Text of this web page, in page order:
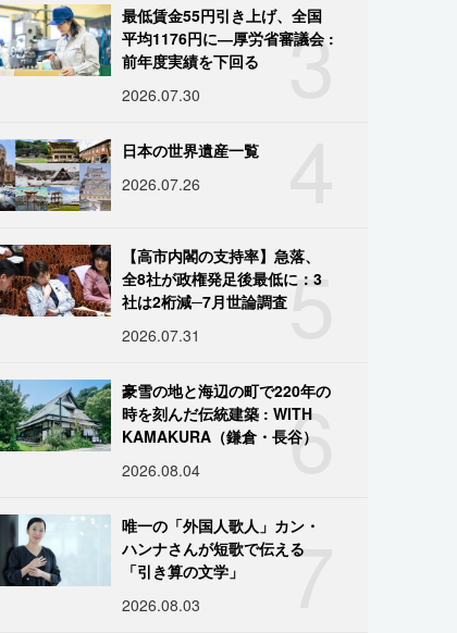
3
最低賃金55円引き上げ、全国
平均1176円に―厚労省審議会 :
前年度実績を下回る
2026.07.30
日本の世界遺産一覧
2026.07.26
5
【高市内閣の支持率】急落、
全8社が政権発足後最低に：3
社は2桁減─7月世論調査
2026.07.31
6
豪雪の地と海辺の町で220年の
時を刻んだ伝統建築 : WITH
KAMAKURA（鎌倉・長谷）
2026.08.04
7
唯一の「外国人歌人」カン・
ハンナさんが短歌で伝える
「引き算の文学」
2026.08.03